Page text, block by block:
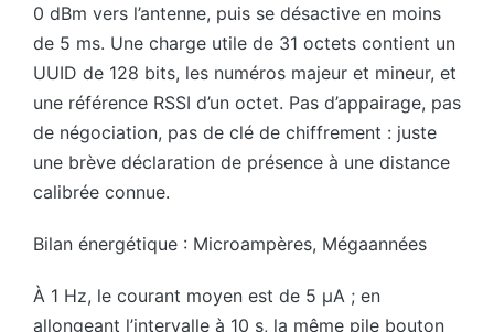
0 dBm vers l’antenne, puis se désactive en moins
de 5 ms. Une charge utile de 31 octets contient un
UUID de 128 bits, les numéros majeur et mineur, et
une référence RSSI d’un octet. Pas d’appairage, pas
de négociation, pas de clé de chiffrement : juste
une brève déclaration de présence à une distance
calibrée connue.
Bilan énergétique : Microampères, Mégaannées
À 1 Hz, le courant moyen est de 5 µA ; en
allongeant l’intervalle à 10 s, la même pile bouton